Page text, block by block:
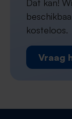
Dat kan!
kosteloos.
Vraag